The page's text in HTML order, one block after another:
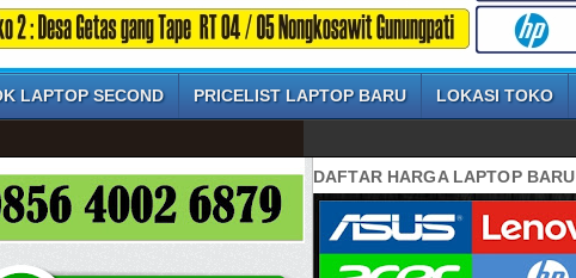
LAPTOP SECOND PRICELIST LAPTOP BARU LOKASI TOKO
DAFTAR HARGA LAPTOP BARU